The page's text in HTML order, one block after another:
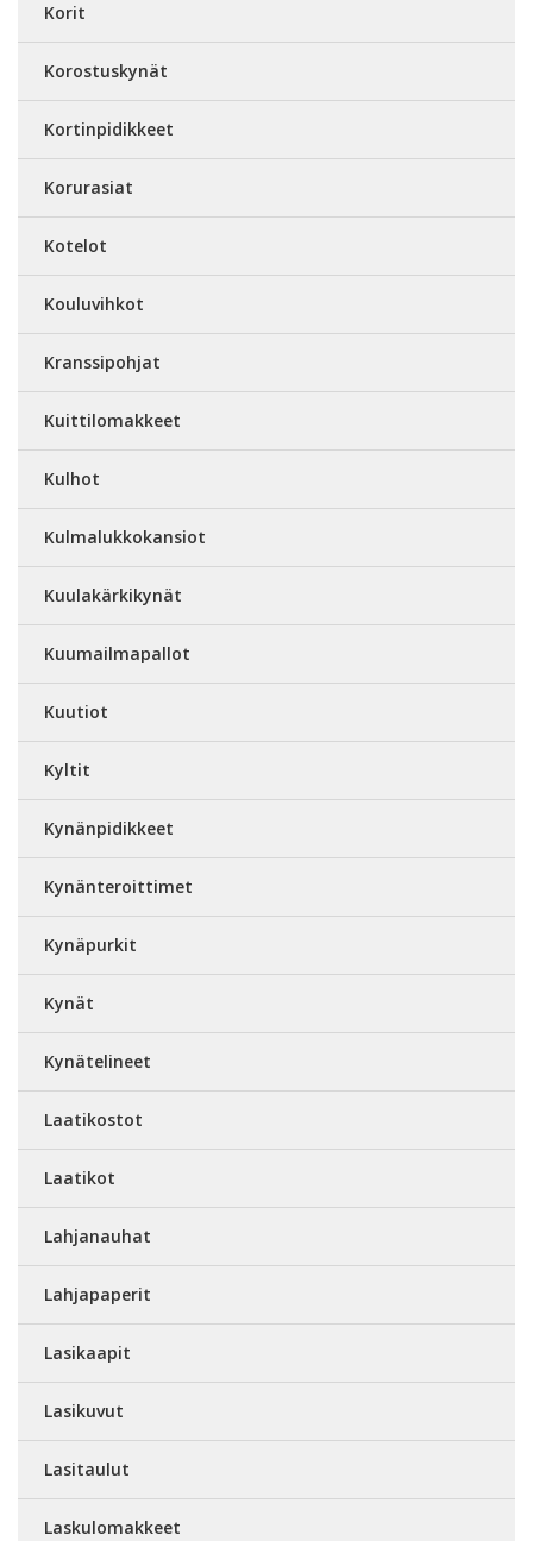
Korit
Korostuskynät
Kortinpidikkeet
Korurasiat
Kotelot
Kouluvihkot
Kranssipohjat
Kuittilomakkeet
Kulhot
Kulmalukkokansiot
Kuulakärkikynät
Kuumailmapallot
Kuutiot
Kyltit
Kynänpidikkeet
Kynänteroittimet
Kynäpurkit
Kynät
Kynätelineet
Laatikostot
Laatikot
Lahjanauhat
Lahjapaperit
Lasikaapit
Lasikuvut
Lasitaulut
Laskulomakkeet